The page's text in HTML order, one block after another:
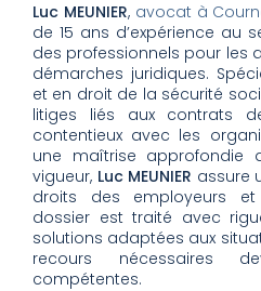
Luc MEUNIER, avocat à
de 15 ans d’expérience au
des professionnels pour les
démarches juridiques.
et en droit de la sécurité
litiges liés aux contrats
contentieux avec les
une maîtrise approfondie
vigueur, Luc MEUNIER assure
droits des employeurs
dossier est traité avec
solutions adaptées aux
recours nécessaires
compétentes.